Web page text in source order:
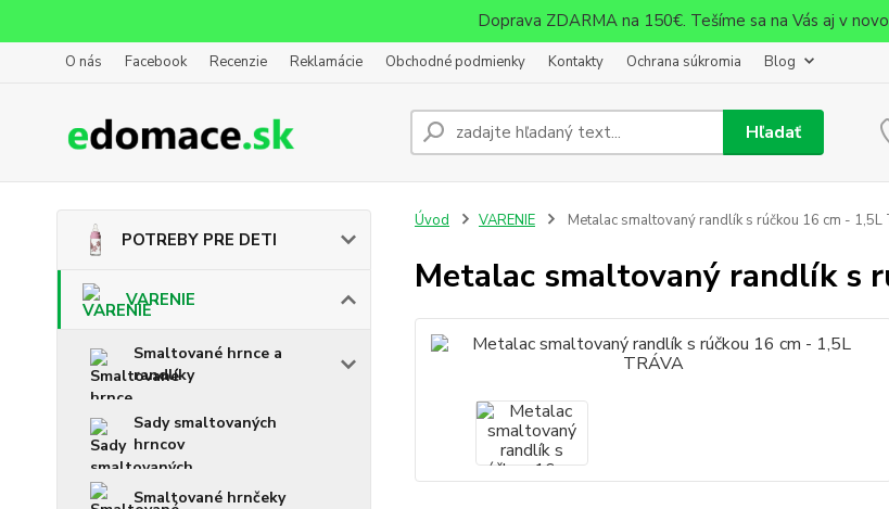
Doprava ZDARMA na 150€. Tešíme sa na Vás aj v
O nás Facebook Recenzie Reklamácie Obchodné podmienky Kontakty Ochrana súkromia Blog
Hľadať
POTREBY PRE DETI
VARENIE
Smaltované hrnce a
randlíky
Sady smaltovaných
hrncov
Smaltované hrnčeky
Úvod VARENIE Metalac smaltovaný randlík s rúčkou 16 cm - 1,5L
Metalac smaltovaný randlík s